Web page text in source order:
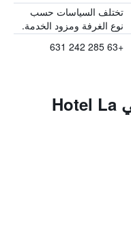
تختلف السياسات حسب
نوع الغرفة ومزود الخدمة.
+63 285 242 631
المزايا ووسائل الراحة في Hotel La